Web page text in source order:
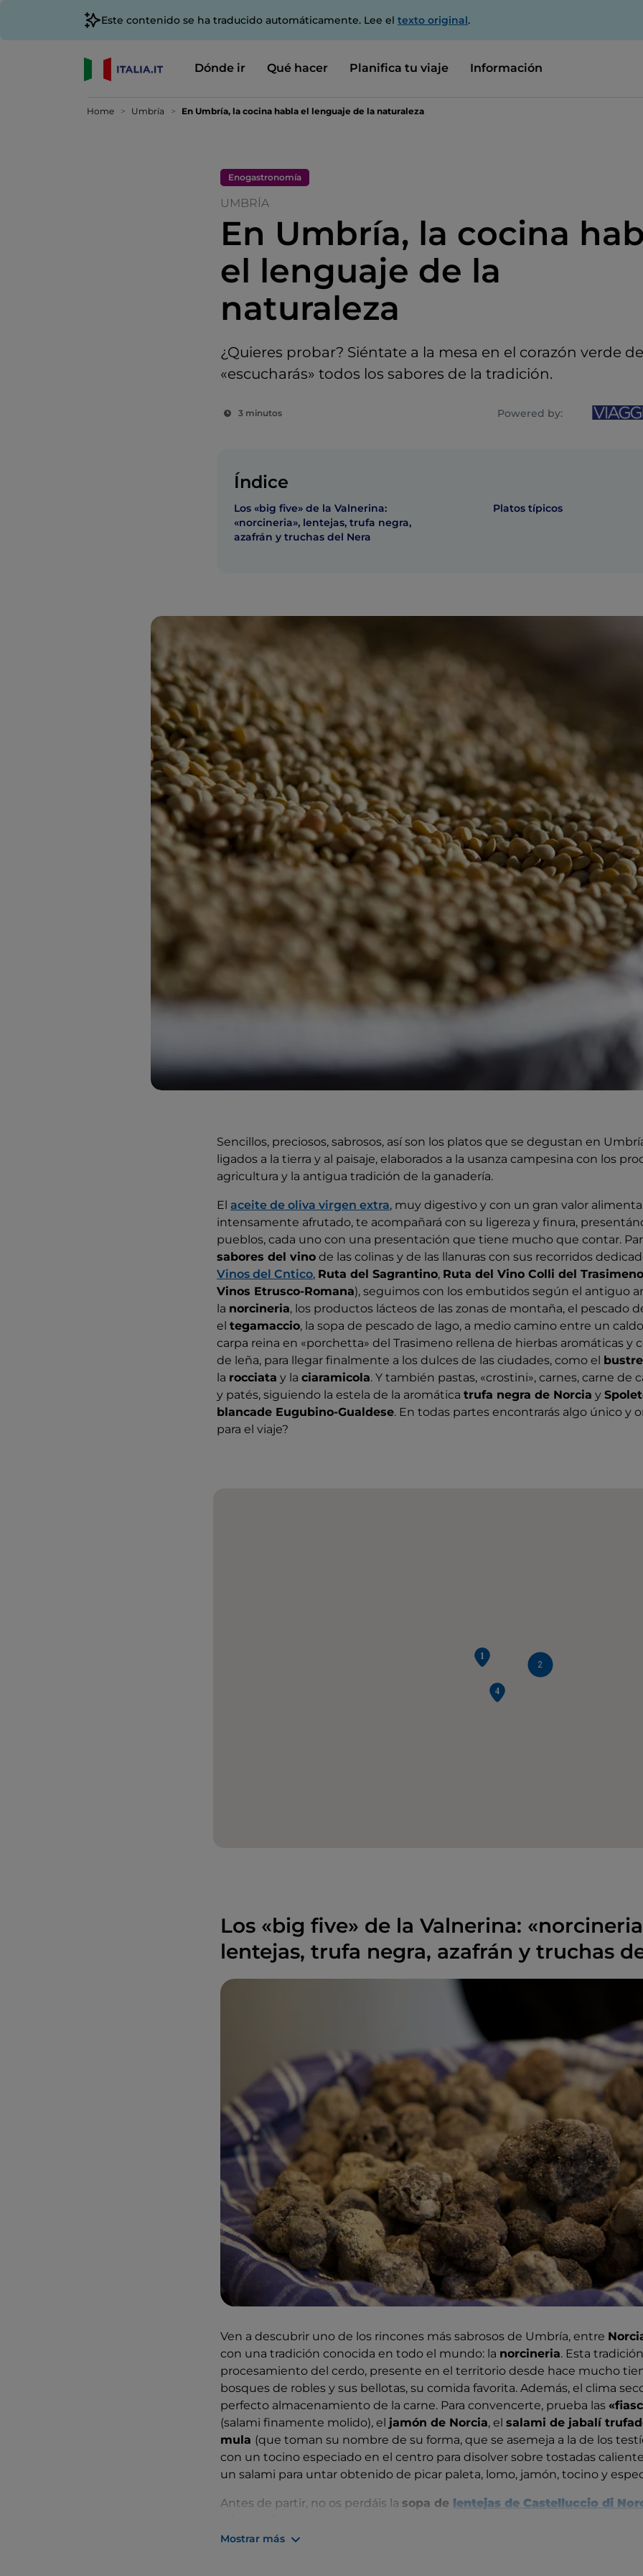
Este contenido se ha traducido automáticamente. Lee el texto original.
Dónde ir Qué hacer Planifica tu viaje Información
Home Umbría En Umbría, la cocina habla el lenguaje de la naturaleza
Enogastronomía
UMBRÍA
En Umbría, la cocina
el lenguaje de la
naturaleza
¿Quieres probar? Siéntate a la mesa en el corazón verde
«escucharás» todos los sabores de la tradición.
3 minutos Powered by:
Índice
Los «big five» de la Valnerina:
«norcineria», lentejas, trufa negra,
azafrán y truchas del Nera
Platos típicos
Sencillos, preciosos, sabrosos, así son los platos que se degustan en
ligados a la tierra y al paisaje, elaborados a la usanza campesina con los
agricultura y la antigua tradición de la ganadería.
El aceite de oliva virgen extra, muy digestivo y con un gran valor
intensamente afrutado, te acompañará con su ligereza y finura,
pueblos, cada uno con una presentación que tiene mucho que contar.
sabores del vino de las colinas y de las llanuras con sus recorridos
Vinos del Cntico, Ruta del Sagrantino, Ruta del Vino Colli del Trasimeno
Vinos Etrusco-Romana), seguimos con los embutidos según el antiguo
la norcineria, los productos lácteos de las zonas de montaña, el pescado
el tegamaccio, la sopa de pescado de lago, a medio camino entre un
carpa reina en «porchetta» del Trasimeno rellena de hierbas aromáticas y
de leña, para llegar finalmente a los dulces de las ciudades, como el
la rocciata y la ciaramicola. Y también pastas, «crostini», carnes, carne de
y patés, siguiendo la estela de la aromática trufa negra de Norcia y
blancade Eugubino-Gualdese. En todas partes encontrarás algo único y
para el viaje?
2
Los «big five» de la Valnerina:
lentejas, trufa negra, azafrán y truchas
Ven a descubrir uno de los rincones más sabrosos de Umbría, entre
con una tradición conocida en todo el mundo: la norcineria. Esta
procesamiento del cerdo, presente en el territorio desde hace mucho
bosques de robles y sus bellotas, su comida favorita. Además, el clima
perfecto almacenamiento de la carne. Para convencerte, prueba las
(salami finamente molido), el jamón de Norcia, el salami de jabalí
mula (que toman su nombre de su forma, que se asemeja a la de los
con un tocino especiado en el centro para disolver sobre tostadas
un salami para untar obtenido de picar paleta, lomo, jamón, tocino y
Antes de partir, no os perdáis la sopa de lentejas de Castelluccio di
curado. Todos estos productos son los embajadores de la Valnerina junto
Mostrar más